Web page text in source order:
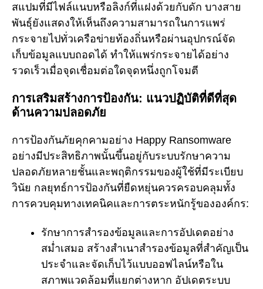
สแปมที่มีไฟล์แนบหรือลิงก์ที่แฝงด้วยกับดัก บางสาย
พันธุ์ยังแสดงให้เห็นถึงความสามารถในการแพร่
กระจายไปทั่วเครือข่ายท้องถิ่นหรือผ่านอุปกรณ์จัด
เก็บข้อมูลแบบถอดได้ ทำให้แพร่กระจายได้อย่าง
รวดเร็วเมื่อจุดเชื่อมต่อใดจุดหนึ่งถูกโจมตี
การเสริมสร้างการป้องกัน: แนวปฏิบัติที่ดีที่สุด
ด้านความปลอดภัย
การป้องกันภัยคุกคามอย่าง Happy Ransomware
อย่างมีประสิทธิภาพนั้นขึ้นอยู่กับระบบรักษาความ
ปลอดภัยหลายชั้นและพฤติกรรมของผู้ใช้ที่มีระเบียบ
วินัย กลยุทธ์การป้องกันที่ยืดหยุ่นควรครอบคลุมทั้ง
การควบคุมทางเทคนิคและการตระหนักรู้ขององค์กร:
รักษาการสำรองข้อมูลและการอัปเดตอย่าง
สม่ำเสมอ สร้างสำเนาสำรองข้อมูลที่สำคัญเป็น
ประจำและจัดเก็บไว้แบบออฟไลน์หรือใน
สภาพแวดล้อมที่แยกต่างหาก อัปเดตระบบ